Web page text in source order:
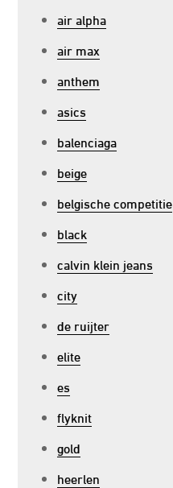
air alpha
air max
anthem
asics
balenciaga
beige
belgische competitie
black
calvin klein jeans
city
de ruijter
elite
es
flyknit
gold
heerlen